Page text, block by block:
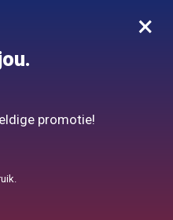
0
met DJINN-code10
×
promotie!